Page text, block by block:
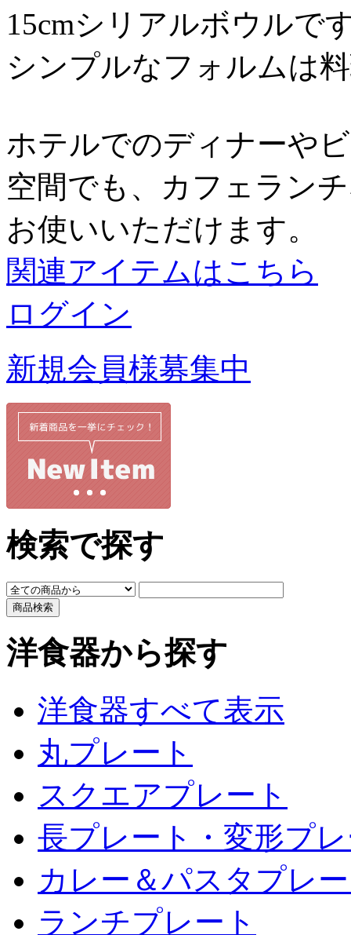
15cmシリアルボウルで
シンプルなフォルムは
ホテルでのディナーや
空間でも、カフェラン
お使いいただけます。
関連アイテムはこちら
ログイン
新規会員様募集中
検索で探す
洋食器から探す
洋食器すべて表示
丸プレート
スクエアプレート
長プレート・変形プ
カレー＆パスタプレ
ランチプレート